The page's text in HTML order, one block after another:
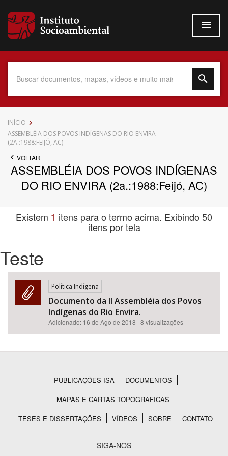
para
conteúdo
Data do Documento
Até
Povo Indígena
Bioma / Bacia
Tema
Subtema
Área de Levantamento
INÍCIO
ASSEMBLÉIA DOS POVOS INDÍGENAS DO RIO ENVIRA
(2A.:1988:FEIJÓ, AC)
VOLTAR
ASSEMBLÉIA DOS POVOS INDÍGENAS
DO RIO ENVIRA (2a.:1988:Feijó, AC)
Existem 1 itens para o termo acima. Exibindo 50
itens por tela
Teste
Política Indígena
Documento da II Assembléia dos Povos
Indígenas do Rio Envira.
Adicionado: 16 de Ago de 2018 | 8 visualizações
Rodapé
PUBLICAÇÕES ISA
DOCUMENTOS
MAPAS E CARTAS TOPOGRAFICAS
TESES E DISSERTAÇÕES
VÍDEOS SOBRE CONTATO
SIGA-NOS